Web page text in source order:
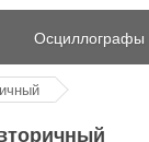
Осциллографы